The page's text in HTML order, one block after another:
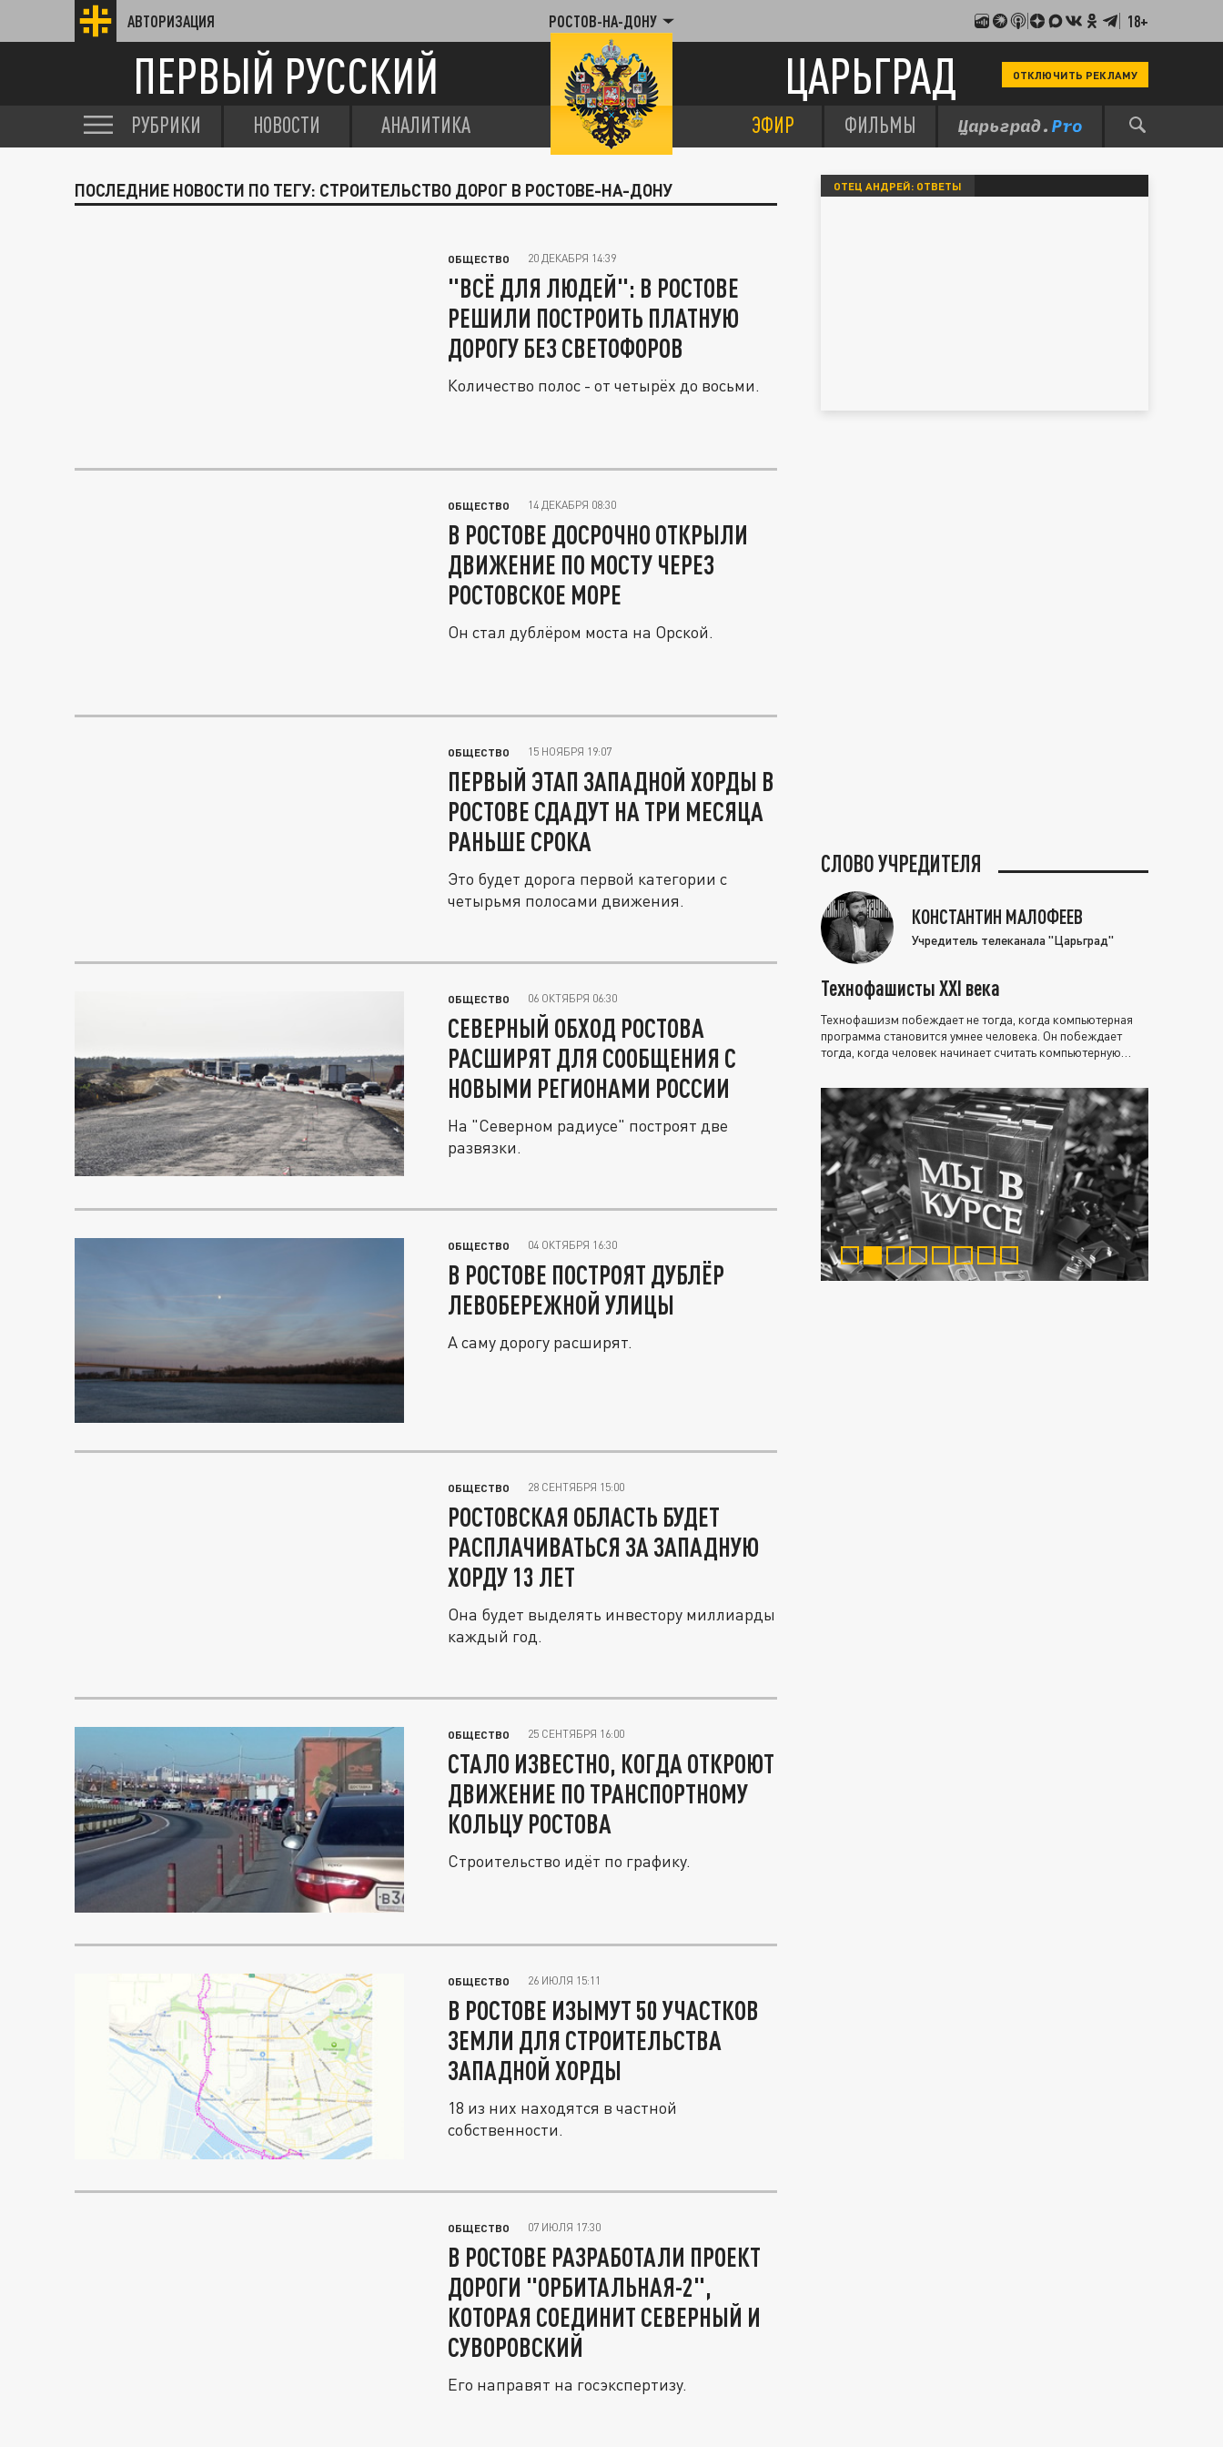
АВТОРИЗАЦИЯ РОСТОВ-НА-ДОНУ 18+
ПЕРВЫЙ РУССКИЙ ЦАРЬГРАД ОТКЛЮЧИТЬ РЕКЛАМУ
РУБРИКИ НОВОСТИ АНАЛИТИКА ЭФИР ФИЛЬМЫ
ПОСЛЕДНИЕ НОВОСТИ ПО ТЕГУ: СТРОИТЕЛЬСТВО ДОРОГ В РОСТОВЕ-НА-ДОНУ
ОБЩЕСТВО 20 ДЕКАБРЯ 14:39
"ВСЁ ДЛЯ ЛЮДЕЙ": В РОСТОВЕ
РЕШИЛИ ПОСТРОИТЬ ПЛАТНУЮ
ДОРОГУ БЕЗ СВЕТОФОРОВ
Количество полос - от четырёх до восьми.
ОБЩЕСТВО 14 ДЕКАБРЯ 08:30
В РОСТОВЕ ДОСРОЧНО ОТКРЫЛИ
ДВИЖЕНИЕ ПО МОСТУ ЧЕРЕЗ
РОСТОВСКОЕ МОРЕ
Он стал дублёром моста на Орской.
ОБЩЕСТВО 15 НОЯБРЯ 19:07
ПЕРВЫЙ ЭТАП ЗАПАДНОЙ ХОРДЫ В
РОСТОВЕ СДАДУТ НА ТРИ МЕСЯЦА
РАНЬШЕ СРОКА
Это будет дорога первой категории с
четырьмя полосами движения.
ОБЩЕСТВО 06 ОКТЯБРЯ 06:30
СЕВЕРНЫЙ ОБХОД РОСТОВА
РАСШИРЯТ ДЛЯ СООБЩЕНИЯ С
НОВЫМИ РЕГИОНАМИ РОССИИ
На "Северном радиусе" построят две
развязки.
ОБЩЕСТВО 04 ОКТЯБРЯ 16:30
В РОСТОВЕ ПОСТРОЯТ ДУБЛЁР
ЛЕВОБЕРЕЖНОЙ УЛИЦЫ
А саму дорогу расширят.
ОБЩЕСТВО 28 СЕНТЯБРЯ 15:00
РОСТОВСКАЯ ОБЛАСТЬ БУДЕТ
РАСПЛАЧИВАТЬСЯ ЗА ЗАПАДНУЮ
ХОРДУ 13 ЛЕТ
Она будет выделять инвестору миллиарды
каждый год.
ОБЩЕСТВО 25 СЕНТЯБРЯ 16:00
СТАЛО ИЗВЕСТНО, КОГДА ОТКРОЮТ
ДВИЖЕНИЕ ПО ТРАНСПОРТНОМУ
КОЛЬЦУ РОСТОВА
Строительство идёт по графику.
ОБЩЕСТВО 26 ИЮЛЯ 15:11
В РОСТОВЕ ИЗЫМУТ 50 УЧАСТКОВ
ЗЕМЛИ ДЛЯ СТРОИТЕЛЬСТВА
ЗАПАДНОЙ ХОРДЫ
18 из них находятся в частной
собственности.
ОБЩЕСТВО 07 ИЮЛЯ 17:30
В РОСТОВЕ РАЗРАБОТАЛИ ПРОЕКТ
ДОРОГИ "ОРБИТАЛЬНАЯ-2",
КОТОРАЯ СОЕДИНИТ СЕВЕРНЫЙ И
СУВОРОВСКИЙ
Его направят на госэкспертизу.
ОТЕЦ АНДРЕЙ: ОТВЕТЫ
СЛОВО УЧРЕДИТЕЛЯ
КОНСТАНТИН МАЛОФЕЕВ
Учредитель телеканала "Царьград"
Технофашисты XXI века
Технофашизм побеждает не тогда, когда компьютерная
программа становится умнее человека. Он побеждает
тогда, когда человек начинает считать компьютерную